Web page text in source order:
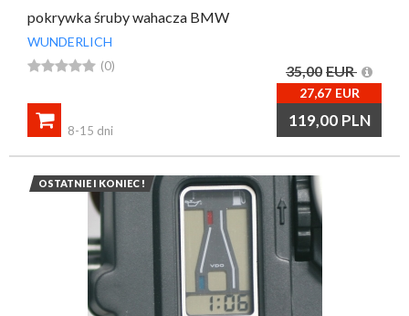
pokrywka śruby wahacza BMW
WUNDERLICH
 (0) 35,00 EUR
27,67 EUR
119,00 PLN

8-15 dni
OSTATNIE I KONIEC !